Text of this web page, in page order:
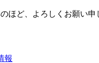
ほど、よろしくお願い申
報